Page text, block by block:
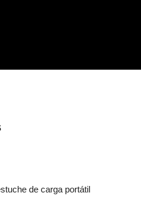
de carga portátil